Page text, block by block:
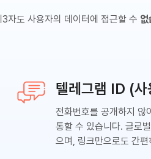
자도 사용자의 데이터에 접근할 수 없
텔레그램 ID (사
전화번호를 공개하지 않
통할 수 있습니다. 글로
으며, 링크만으로도 간